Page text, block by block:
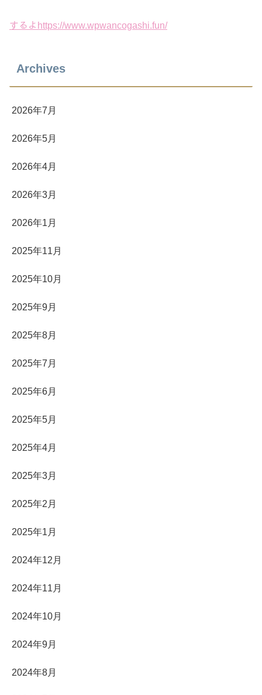
するよhttps://www.wpwancogashi.fun/
Archives
2026年7月
2026年5月
2026年4月
2026年3月
2026年1月
2025年11月
2025年10月
2025年9月
2025年8月
2025年7月
2025年6月
2025年5月
2025年4月
2025年3月
2025年2月
2025年1月
2024年12月
2024年11月
2024年10月
2024年9月
2024年8月